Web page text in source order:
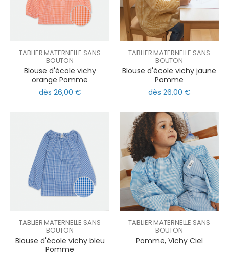
TABLIER MATERNELLE SANS
BOUTON
Blouse d'école vichy
orange Pomme
dès 26,00 €
TABLIER MATERNELLE SANS
BOUTON
Blouse d'école vichy jaune
Pomme
dès 26,00 €
TABLIER MATERNELLE SANS
BOUTON
Blouse d'école vichy bleu
Pomme
TABLIER MATERNELLE SANS
BOUTON
Pomme, Vichy Ciel